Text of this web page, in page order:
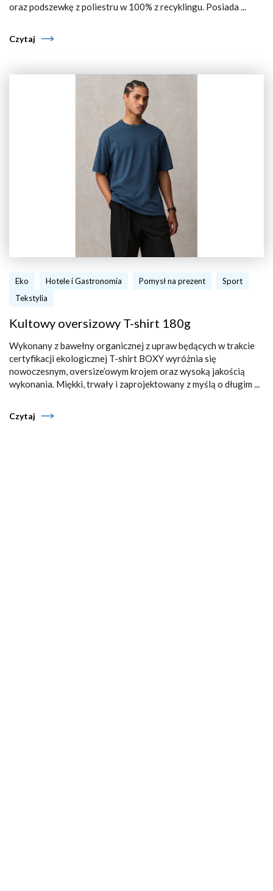
oraz podszewkę z poliestru w 100% z recyklingu. Posiada ...
Czytaj
Eko Hotele i Gastronomia Pomysł na prezent
Sport
Tekstylia
Kultowy oversizowy T-shirt 180g
Wykonany z bawełny organicznej z upraw będących w trakcie
certyfikacji ekologicznej T-shirt BOXY wyróżnia się
nowoczesnym, oversize’owym krojem oraz wysoką jakością
wykonania. Miękki, trwały i zaprojektowany z myślą o długim ...
Czytaj